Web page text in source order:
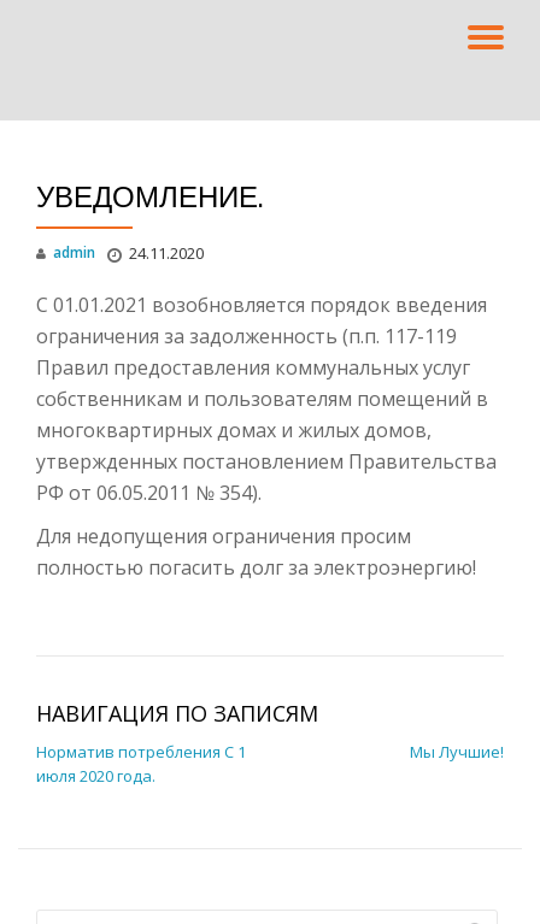
УВЕДОМЛЕНИЕ.
admin 24.11.2020
С 01.01.2021 возобновляется порядок введения
ограничения за задолженность (п.п. 117-119
Правил предоставления коммунальных услуг
собственникам и пользователям помещений в
многоквартирных домах и жилых домов,
утвержденных постановлением Правительства
РФ от 06.05.2011 № 354).
Для недопущения ограничения просим
полностью погасить долг за электроэнергию!
НАВИГАЦИЯ ПО ЗАПИСЯМ
Норматив потребления С 1
июля 2020 года.
Мы Лучшие!